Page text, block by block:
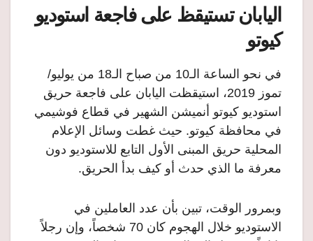
اليابان تستيقظ على فاجعة استوديو
كيوتو
في نحو الساعة الـ10 من صباح الـ18 من يوليو/
تموز 2019، استيقظت اليابان على فاجعة حريق
استوديو كيوتو أنميشن الشهير في قطاع فوشيمي
في محافظة كيوتو. حيث غطت وسائل الإعلام
المحلية حريق المبنى الأول التابع للاستوديو دون
معرفة ما الذي حدث أو كيف بدأ الحريق.
وبمرور الوقت، تبين بأن عدد العاملين في
الاستوديو خلال الهجوم كان 70 شخصاً، وإن رجلاً